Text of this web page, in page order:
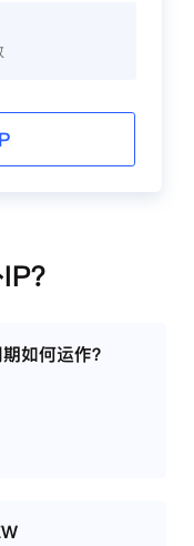
？
如何运作？